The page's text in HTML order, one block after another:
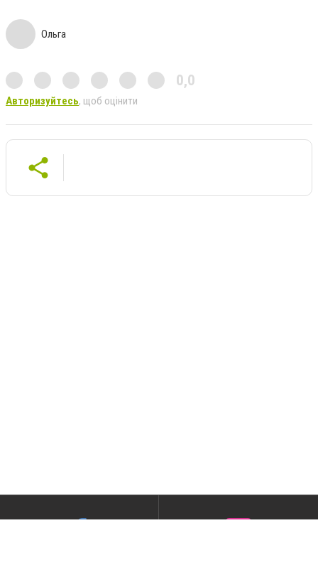
Ольга
0,0
Авторизуйтесь, щоб оцінити